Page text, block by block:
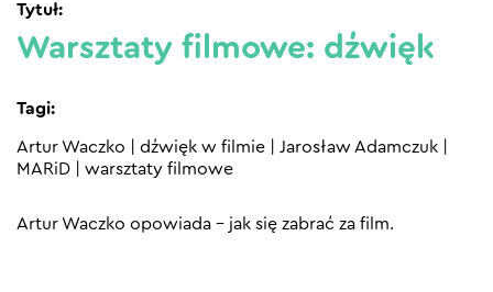
Warsztaty filmowe: dźwięk
Tytuł:
Tagi:
Artur Waczko dźwięk w filmie Jarosław Adamczuk
MARiD
warsztaty filmowe
Artur Waczko opowiada – jak się zabrać za film.